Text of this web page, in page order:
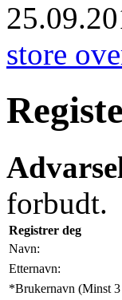
store
forbudt.
Registrer deg
Navn:
Etternavn:
*Brukernavn (Minst